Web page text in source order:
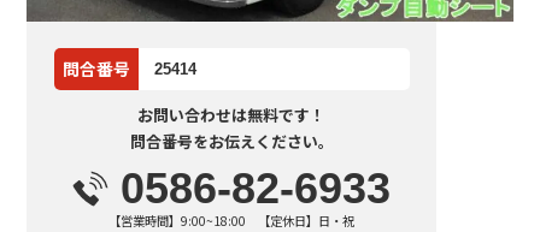
問合番号 25414
お問い合わせは無料です！
問合番号をお伝えください。
0586-82-6933
【営業時間】9:00~18:00 【定休日】日・祝